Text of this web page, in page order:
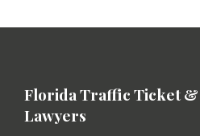
Florida Traffic Ticket &
Lawyers